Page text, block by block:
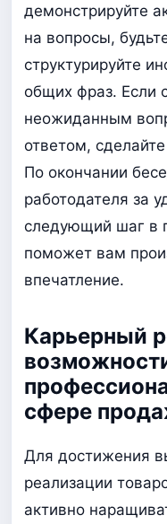
демонстрируйте
на вопросы,
структурируйте
общих фраз. Если
неожиданным
ответом,
По окончании
работодателя за
следующий шаг в
поможет вам
впечатление.
Карьерный
сфере
Для достижения
реализации
активно